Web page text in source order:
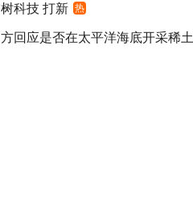
科技 打新 热
回应是否在太平洋海底开采稀土